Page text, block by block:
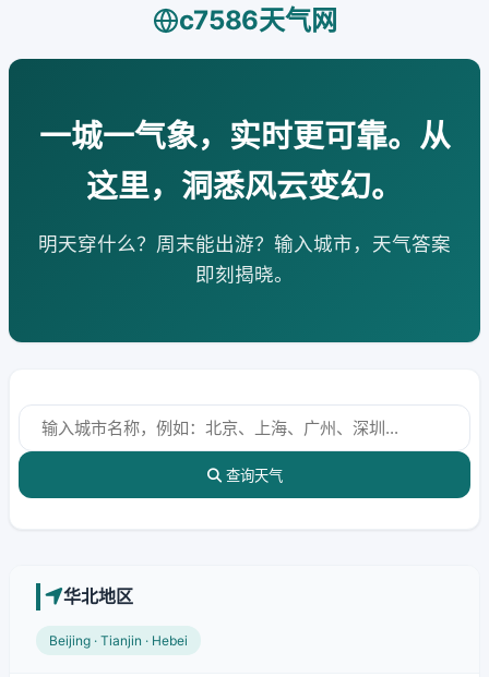
c7586天气网
一城一气象，实时更可靠。从
这里，洞悉风云变幻。
明天穿什么？周末能出游？输入城市，天气答案
即刻揭晓。
查询天气
华北地区
Beijing · Tianjin · Hebei